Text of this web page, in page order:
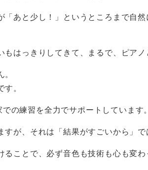
あと少し！」というところまで自然
はっきりしてきて、まるで、ピア
。
の練習を全力でサポートしています。
が、それは「結果がすごいから」
ことで、必ず音色も技術も心も変わ